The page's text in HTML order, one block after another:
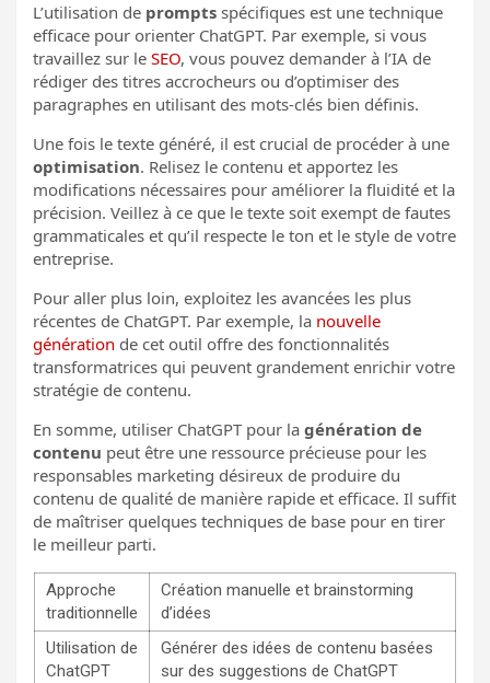
L’utilisation de prompts spécifiques est une technique
efficace pour orienter ChatGPT. Par exemple, si vous
travaillez sur le SEO, vous pouvez demander à l’IA de
rédiger des titres accrocheurs ou d’optimiser des
paragraphes en utilisant des mots-clés bien définis.
Une fois le texte généré, il est crucial de procéder à une
optimisation. Relisez le contenu et apportez les
modifications nécessaires pour améliorer la fluidité et la
précision. Veillez à ce que le texte soit exempt de fautes
grammaticales et qu’il respecte le ton et le style de votre
entreprise.
Pour aller plus loin, exploitez les avancées les plus
récentes de ChatGPT. Par exemple, la nouvelle
génération de cet outil offre des fonctionnalités
transformatrices qui peuvent grandement enrichir votre
stratégie de contenu.
En somme, utiliser ChatGPT pour la génération de
contenu peut être une ressource précieuse pour les
responsables marketing désireux de produire du
contenu de qualité de manière rapide et efficace. Il suffit
de maîtriser quelques techniques de base pour en tirer
le meilleur parti.
Approche
traditionnelle
Création manuelle et brainstorming
d’idées
Utilisation de
ChatGPT
Générer des idées de contenu basées
sur des suggestions de ChatGPT